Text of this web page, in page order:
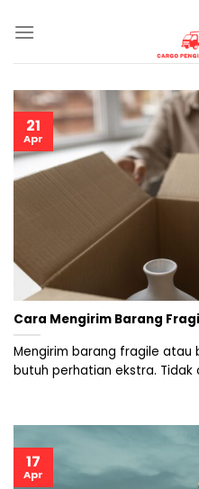
Cara Mengirim Barang
Mengirim barang fragile atau
butuh perhatian ekstra. Tidak
21
Apr
17
Apr